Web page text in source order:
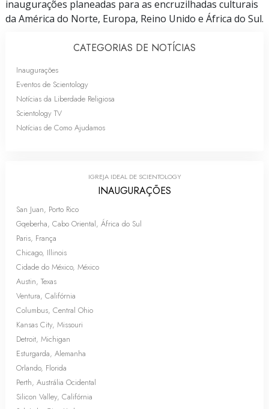
inaugurações planeadas para as encruzilhadas culturais
da América do Norte, Europa, Reino Unido e África do Sul.
CATEGORIAS DE NOTÍCIAS
Inaugurações
Eventos de Scientology
Notícias da Liberdade Religiosa
Scientology TV
Notícias de Como Ajudamos
IGREJA IDEAL DE SCIENTOLOGY
INAUGURAÇÕES
San Juan, Porto Rico
Gqeberha, Cabo Oriental, África do Sul
Paris, França
Chicago, Illinois
Cidade do México, México
Austin, Texas
Ventura, Califórnia
Columbus, Central Ohio
Kansas City, Missouri
Detroit, Michigan
Esturgarda, Alemanha
Orlando, Florida
Perth, Austrália Ocidental
Silicon Valley, Califórnia